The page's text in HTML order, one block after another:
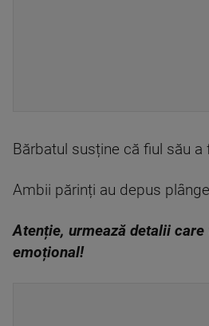
Bărbatul susține că fiul său
Ambii părinți au depus
Atenție, urmează detalii care
emoțional!